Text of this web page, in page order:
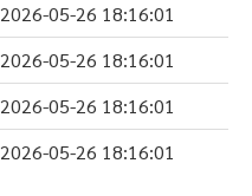
2026-05-26 18:16:01
2026-05-26 18:16:01
2026-05-26 18:16:01
2026-05-26 18:16:01